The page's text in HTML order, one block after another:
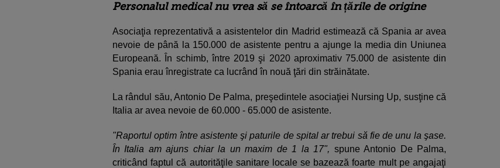
Personalul medical nu vrea să se întoarcă în țările de origine
Asociaţia reprezentativă a asistentelor din Madrid estimează că Spania ar avea
nevoie de până la 150.000 de asistente pentru a ajunge la media din Uniunea
Europeană. În schimb, între 2019 şi 2020 aproximativ 75.000 de asistente din
Spania erau înregistrate ca lucrând în nouă ţări din străinătate.
La rândul său, Antonio De Palma, preşedintele asociaţiei Nursing Up, susţine că
Italia ar avea nevoie de 60.000 - 65.000 de asistente.
"Raportul optim între asistente şi paturile de spital ar trebui să fie de unu la şase.
În Italia am ajuns chiar la un maxim de 1 la 17", spune Antonio De Palma,
criticând faptul că autorităţile sanitare locale se bazează foarte mult pe angajaţi